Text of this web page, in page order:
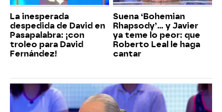
La inesperada
despedida de David en
Pasapalabra: ¡con
troleo para David
Fernández!
Suena ‘Bohemian
Rhapsody’... y Javier
ya teme lo peor: que
Roberto Leal le haga
cantar